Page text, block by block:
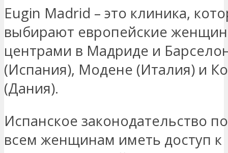
Eugin Madrid – это клиника,
выбирают европейские
центрами в Мадриде и
(Испания), Модене (Италия) и
(Дания).
Испанское законодательство
всем женщинам иметь доступ к